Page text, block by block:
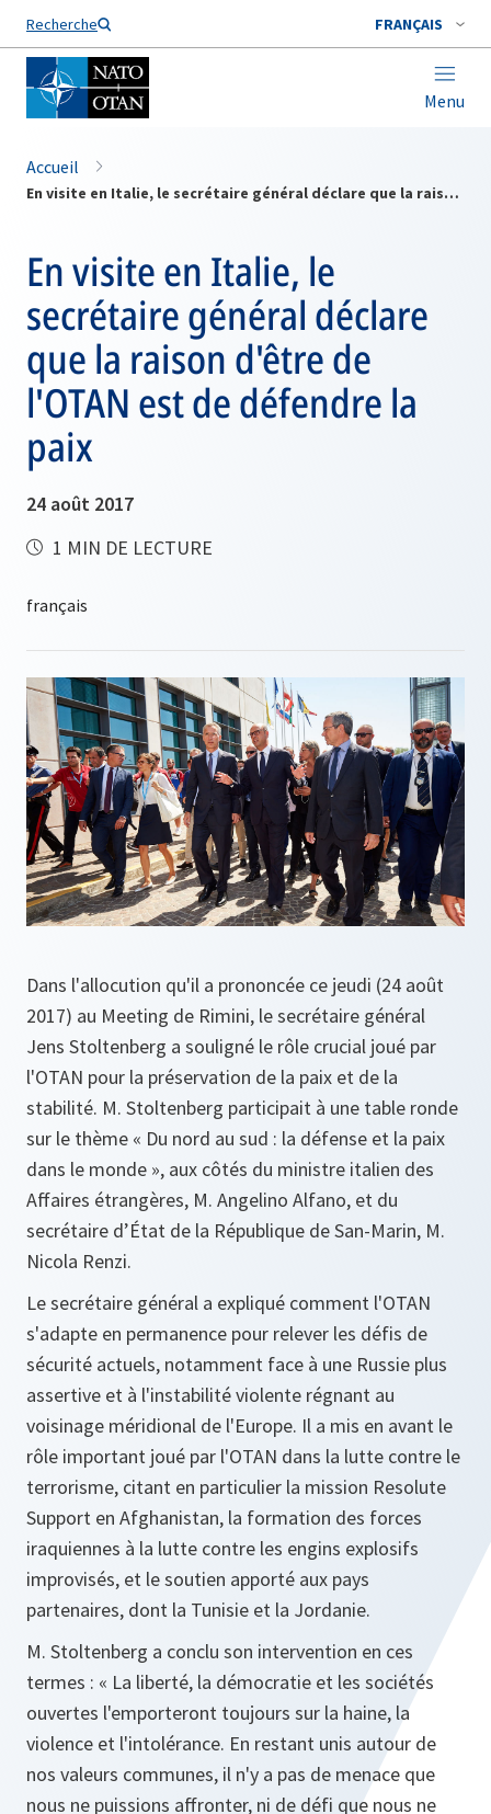
Recherche FRANÇAIS
Menu
Nom de famille*
Accueil
En visite en Italie, le secrétaire général déclare que la raison d'être de l'OTAN est de défendre la paix
En visite en Italie, le
secrétaire général déclare
que la raison d'être de
l'OTAN est de défendre la
paix
24 août 2017
1 MIN DE LECTURE
Dans l'allocution qu'il a prononcée ce jeudi (24 août
2017) au Meeting de Rimini, le secrétaire général
Jens Stoltenberg a souligné le rôle crucial joué par
l'OTAN pour la préservation de la paix et de la
stabilité. M. Stoltenberg participait à une table ronde
sur le thème « Du nord au sud : la défense et la paix
dans le monde », aux côtés du ministre italien des
Affaires étrangères, M. Angelino Alfano, et du
secrétaire d’État de la République de San-Marin, M.
Nicola Renzi.
Le secrétaire général a expliqué comment l'OTAN
s'adapte en permanence pour relever les défis de
sécurité actuels, notamment face à une Russie plus
assertive et à l'instabilité violente régnant au
voisinage méridional de l'Europe. Il a mis en avant le
rôle important joué par l'OTAN dans la lutte contre le
terrorisme, citant en particulier la mission Resolute
Support en Afghanistan, la formation des forces
iraquiennes à la lutte contre les engins explosifs
improvisés, et le soutien apporté aux pays
partenaires, dont la Tunisie et la Jordanie.
M. Stoltenberg a conclu son intervention en ces
termes : « La liberté, la démocratie et les sociétés
ouvertes l'emporteront toujours sur la haine, la
violence et l'intolérance. En restant unis autour de
nos valeurs communes, il n'y a pas de menace que
nous ne puissions affronter, ni de défi que nous ne